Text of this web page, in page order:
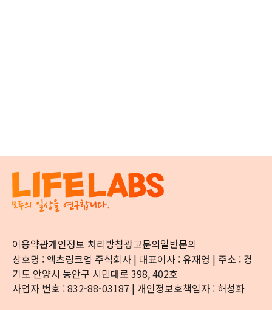
이용약관개인정보 처리방침광고문의일반문의
상호명 : 액츠링크업 주식회사 | 대표이사 : 유재영 | 주소 : 경
기도 안양시 동안구 시민대로 398, 402호
사업자 번호 : 832-88-03187 | 개인정보호책임자 : 허성화